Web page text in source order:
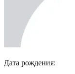
Дата рождения: